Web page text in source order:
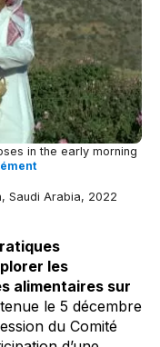
in the early morning
Saudi Arabia, 2022
les
alimentaires sur
tenue le 5 décembre
du Comité